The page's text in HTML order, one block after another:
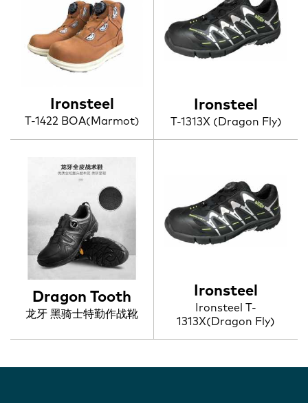
Ironsteel
T-1422 BOA(Marmot)
Ironsteel
T-1313X (Dragon Fly)
Dragon Tooth
龙牙 黑骑士特勤作战靴
Ironsteel
Ironsteel T-
1313X(Dragon Fly)